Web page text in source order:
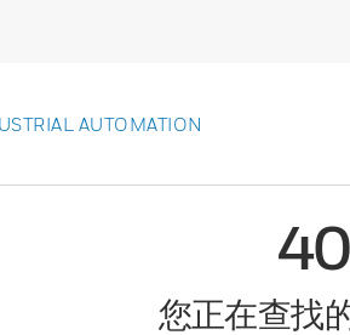
AUTOMATION
您正在查找